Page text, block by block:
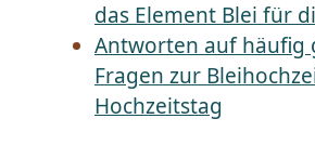
das Element Blei für
Antworten auf häufig
Fragen zur
Hochzeitstag